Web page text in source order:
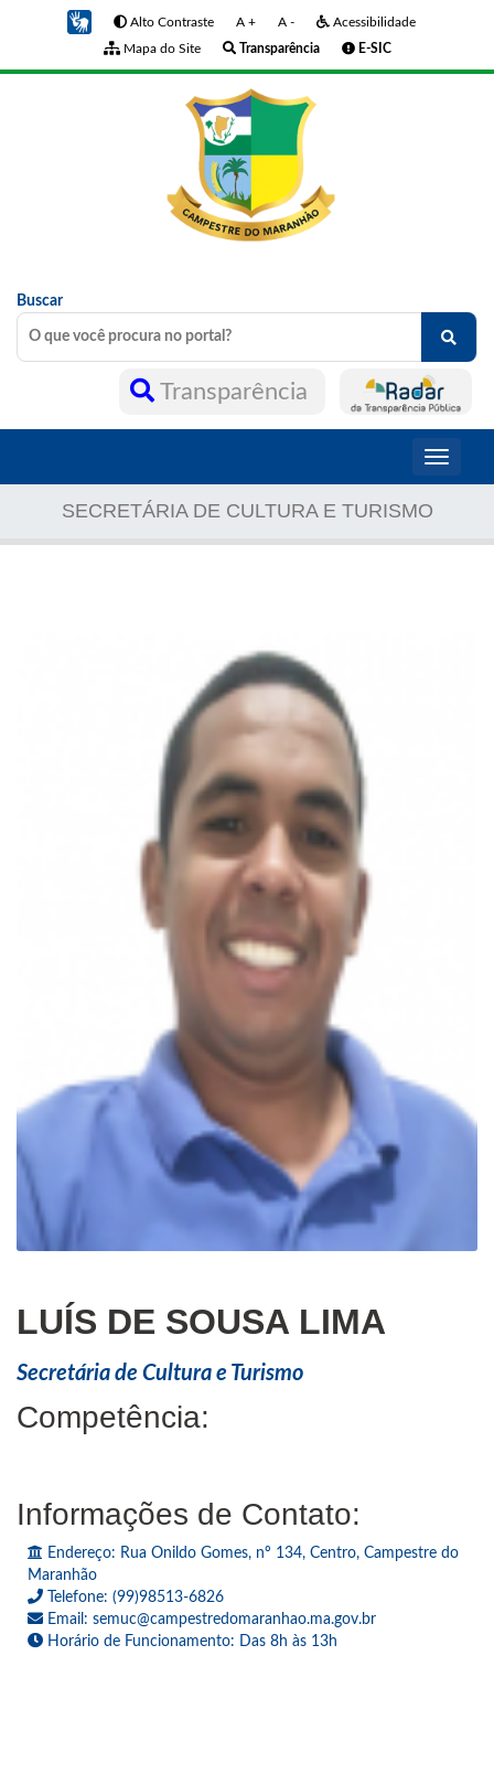
Alto Contraste A + A -
Acessibilidade
Mapa do Site
Transparência E-SIC
Buscar
Transparência
Toggle
SECRETÁRIA DE CULTURA E TURISMO
LUÍS DE SOUSA LIMA
Secretária de Cultura e Turismo
Competência:
Informações de Contato:
Endereço: Rua Onildo Gomes, nº 134, Centro, Campestre do
Maranhão
Telefone: (99)98513-6826
Email: semuc@campestredomaranhao.ma.gov.br
Horário de Funcionamento: Das 8h às 13h